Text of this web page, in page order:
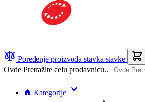
Poređenje proizvoda stavka stavke
Ovde Pretražite celu prodavnicu...
Kategorije